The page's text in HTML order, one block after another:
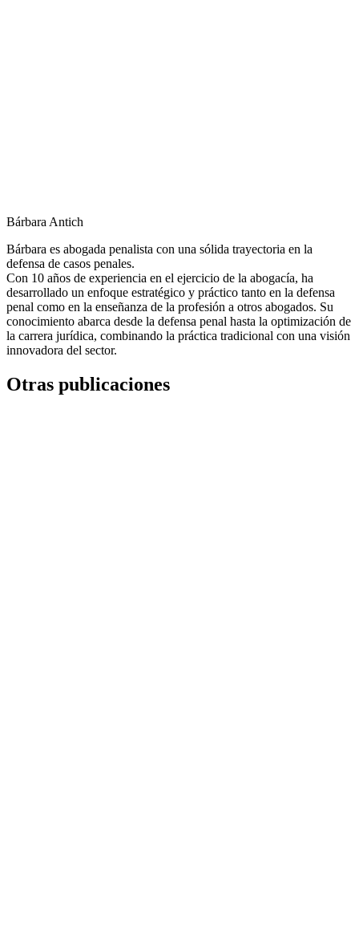
Bárbara Antich
Bárbara es abogada penalista con una sólida trayectoria en la
defensa de casos penales.
Con 10 años de experiencia en el ejercicio de la abogacía, ha
desarrollado un enfoque estratégico y práctico tanto en la defensa
penal como en la enseñanza de la profesión a otros abogados. Su
conocimiento abarca desde la defensa penal hasta la optimización de
la carrera jurídica, combinando la práctica tradicional con una visión
innovadora del sector.
Otras publicaciones